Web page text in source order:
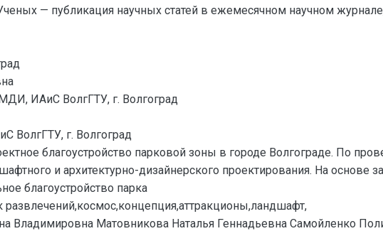
— публикация научных статей в ежемесячном научном
ИАиС ВолгГТУ, г. Волгоград
ВолгГТУ, г. Волгоград
благоустройство парковой зоны в городе Волгограде. По
и архитектурно-дизайнерского проектирования. На основе
благоустройство парка
развлечений,космос,концепция,аттракционы,ландшафт,
Владимировна Матовникова Наталья Геннадьевна Самойленко